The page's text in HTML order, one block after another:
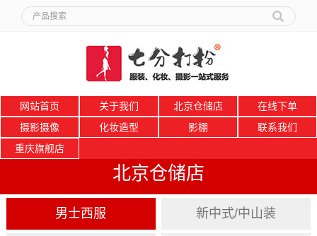
网站首页 关于我们 北京仓储店
在线下单
摄影摄像
化妆造型 影棚
联系我们
重庆旗舰店
北京仓储店
男士西服 新中式/中山装